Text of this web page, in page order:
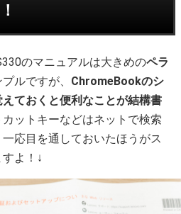
のマニュアルは大きめのペラ
ルですが、 ChromeBookのシ
ておくと便利なことが結構書
カットキーなどはネットで検索
応目を通しておいたほうがス
よ！↓